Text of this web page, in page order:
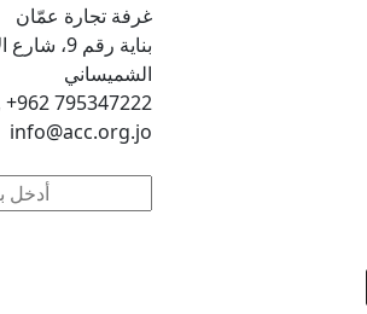
غرفة تجارة عمّان
بناية رقم
الشميساني
795347222 962+ ,5666151/2 (6) 962+
info@acc.org.jo